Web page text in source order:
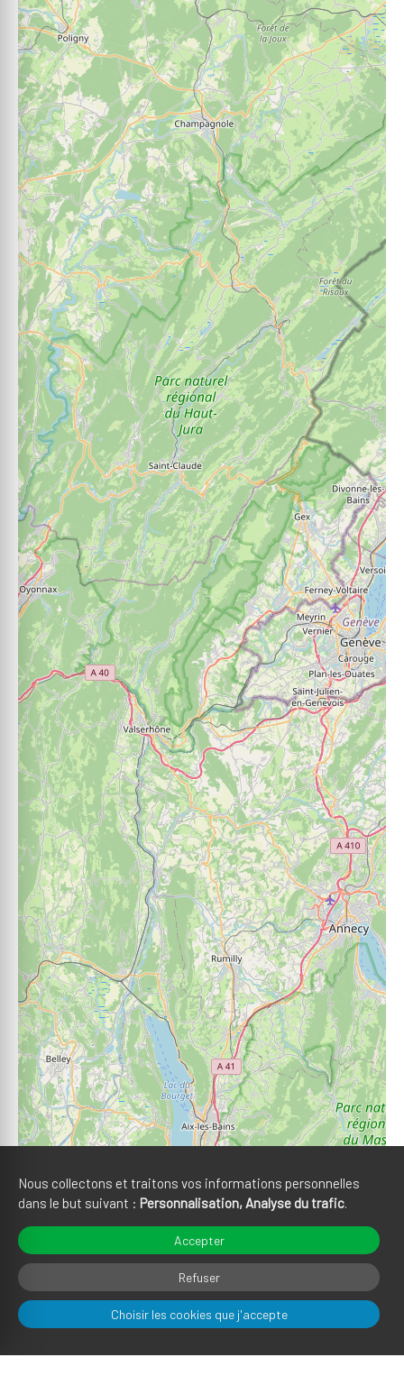
Nous collectons et traitons vos informations personnelles
dans le but suivant : Personnalisation, Analyse du trafic.
Accepter
Refuser
Choisir les cookies que j'accepte